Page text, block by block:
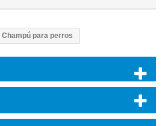
Champú para perros